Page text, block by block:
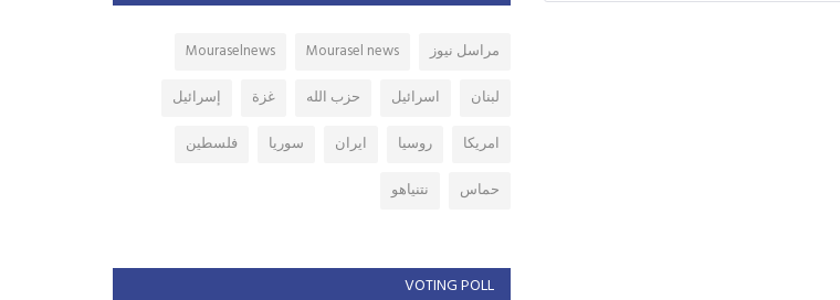
مراسل نيوز Mourasel news
Mouraselnews
لبنان
اسرائيل حزب الله غزة
إسرائيل
امريكا
روسيا ايران سوريا
فلسطين
حماس
نتنياهو
VOTING POLL